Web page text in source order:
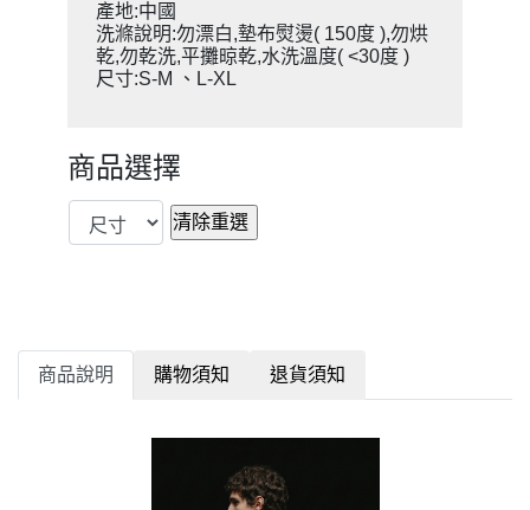
產地:中國
洗滌說明:勿漂白,墊布熨燙( 150度 ),勿烘
乾,勿乾洗,平攤晾乾,水洗溫度( <30度 )
尺寸:S-M 、L-XL
商品選擇
商品說明 購物須知 退貨須知